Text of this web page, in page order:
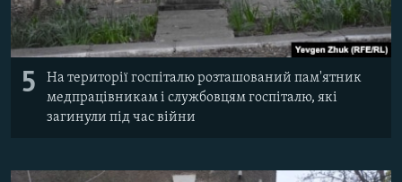
5
На території госпіталю розташований пам'ятник
медпрацівникам і службовцям госпіталю, які
загинули під час війни